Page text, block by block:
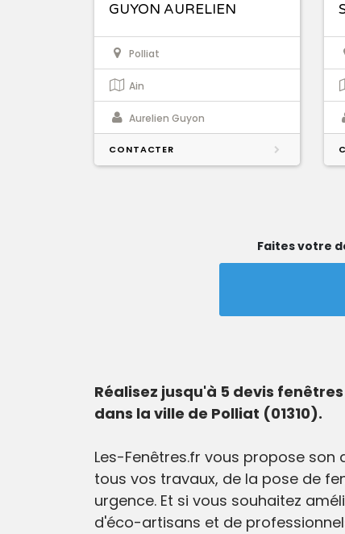
GUYON AURELIEN
Polliat
Ain
Aurelien Guyon
CONTACTER
Faites votre
Réalisez jusqu'à 5 devis
dans la ville de Polliat (01310).
Les-Fenêtres.fr vous propose
tous vos travaux, de la pose de
urgence. Et si vous souhaitez
d'éco-artisans et de